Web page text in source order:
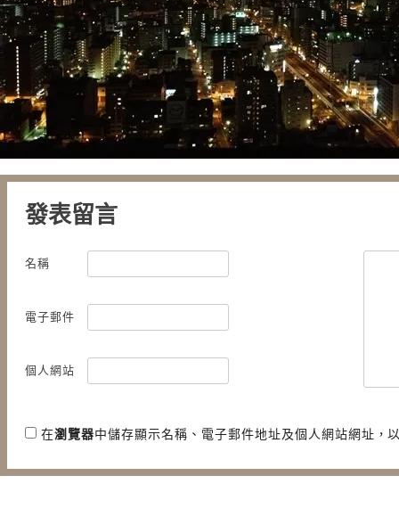
發表留言
名稱
電子郵件
個人網站
在瀏覽器中儲存顯示名稱、電子郵件地址及個人網站網址，